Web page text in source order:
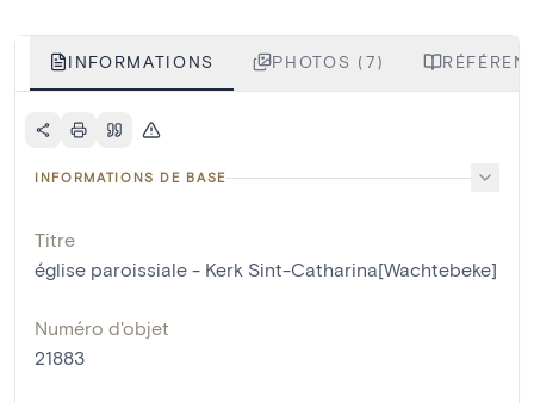
INFORMATIONS PHOTOS (7)
INFORMATIONS DE BASE
Titre
église paroissiale - Kerk Sint-Catharina[Wachtebeke]
Numéro d'objet
21883